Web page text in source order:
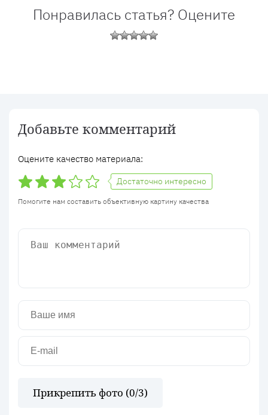
Понравилась статья? Оцените
Добавьте комментарий
Оцените качество материала:
Достаточно интересно
Помогите нам составить объективную картину качества
Прикрепить фото (0/3)